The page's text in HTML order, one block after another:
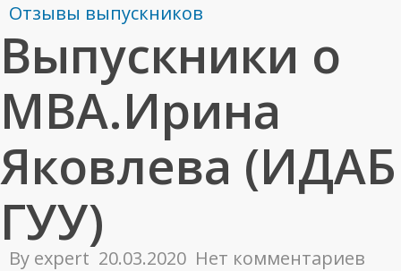
Отзывы выпускников
Выпускники о
МВА.Ирина
Яковлева (ИДАБ
ГУУ)
By expert 20.03.2020 Нет комментариев